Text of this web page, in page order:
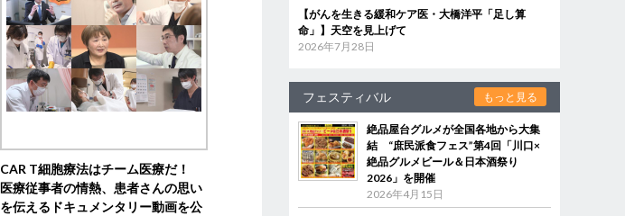
CAR T細胞療法はチーム医療だ！
医療従事者の情熱、患者さんの思い
を伝えるドキュメンタリー動画を公
【がんを生きる緩和ケア医・大橋洋平「足し算
命」】天空を見上げて
2026年7月28日
フェスティバル もっと見る
絶品屋台グルメが全国各地から大集
結 “庶民派食フェス”第4回「川口×
絶品グルメビール＆日本酒祭り
2026」を開催
2026年4月15日